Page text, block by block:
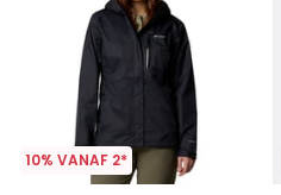
10% VANAF 2*